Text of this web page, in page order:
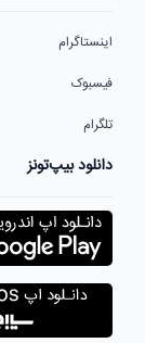
اینستاگرام
فیسبوک
تلگرام
دانلود بیپ‌تونز